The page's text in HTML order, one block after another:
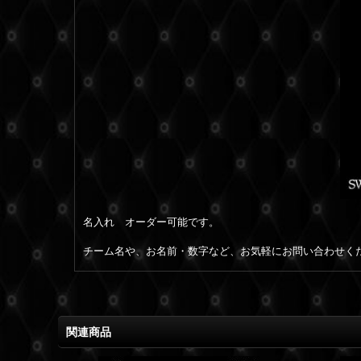
名入れ オーダー可能です。
チーム名や、お名前・数字など、お気軽にお問い合わせく
関連商品